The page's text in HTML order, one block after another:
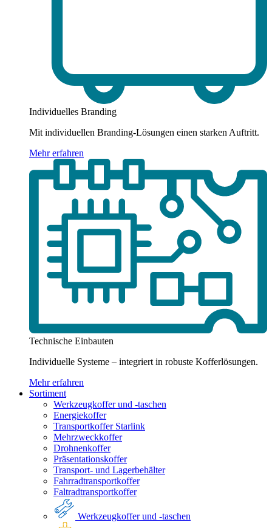
Individuelles Branding
Mit individuellen Branding-Lösungen einen starken Auftritt.
Mehr erfahren
Technische Einbauten
Individuelle Systeme – integriert in robuste Kofferlösungen.
Mehr erfahren
Sortiment
Werkzeugkoffer und -taschen
Energiekoffer
Transportkoffer Starlink
Mehrzweckkoffer
Drohnenkoffer
Präsentationskoffer
Transport- und Lagerbehälter
Fahrradtransportkoffer
Faltradtransportkoffer
Werkzeugkoffer und -taschen